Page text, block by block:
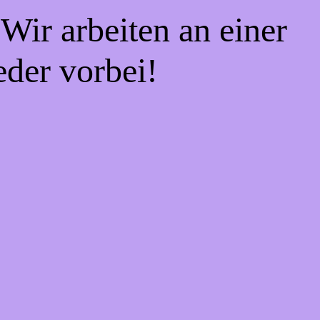
arbeiten an einer
vorbei!